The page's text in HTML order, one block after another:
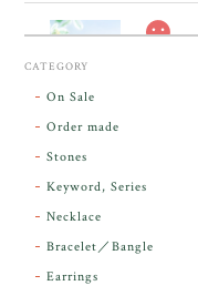
ンダラで感動しまし
下さり、ありがとう
レビューを
CATEGORY
On Sale
Order made
Stones
Keyword, Series
Necklace
Bracelet／Bangle
Earrings